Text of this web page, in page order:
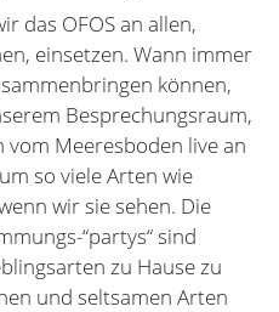
das OFOS an allen,
einsetzen. Wann immer
können,
Besprechungsraum,
vom Meeresboden live an
so viele Arten wie
wir sie sehen. Die
“partys“ sind
zu Hause zu
und seltsamen Arten